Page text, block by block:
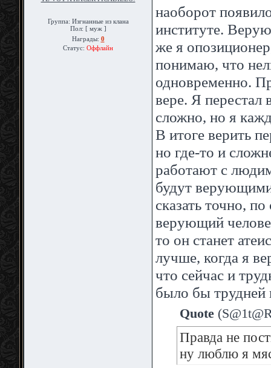
Группа: Изгнанные из клана
Пол: [ муж ]
Награды: 0
Статус: Оффлайн
наоборот
институте.
же я
понимаю, что
одновременно.
вере. Я перестал
сложно, но я
В итоге верить
но где-то и
работают с
будут
сказать точно,
верующий
то он станет
лучше, когда я
что сейчас и
было бы трудней
Quote (
Правда не
ну люблю я